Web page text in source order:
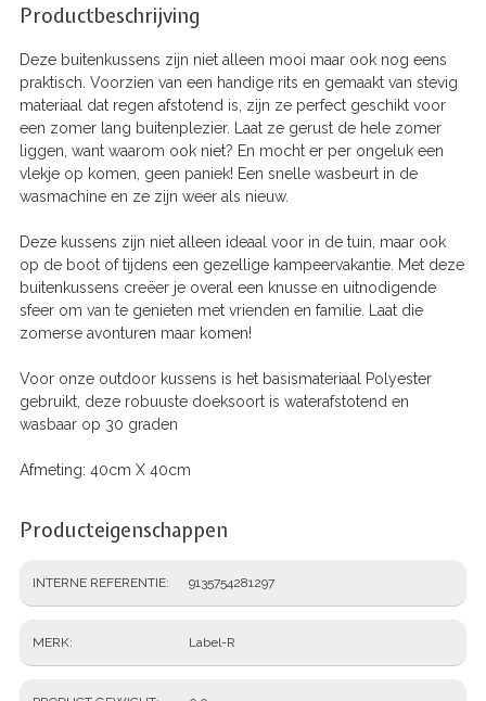
Productbeschrijving
Deze buitenkussens zijn niet alleen mooi maar ook nog eens
praktisch. Voorzien van een handige rits en gemaakt van stevig
materiaal dat regen afstotend is, zijn ze perfect geschikt voor
een zomer lang buitenplezier. Laat ze gerust de hele zomer
liggen, want waarom ook niet? En mocht er per ongeluk een
vlekje op komen, geen paniek! Een snelle wasbeurt in de
wasmachine en ze zijn weer als nieuw.
Deze kussens zijn niet alleen ideaal voor in de tuin, maar ook
op de boot of tijdens een gezellige kampeervakantie. Met deze
buitenkussens creëer je overal een knusse en uitnodigende
sfeer om van te genieten met vrienden en familie. Laat die
zomerse avonturen maar komen!
Voor onze outdoor kussens is het basismateriaal Polyester
gebruikt, deze robuuste doeksoort is waterafstotend en
wasbaar op 30 graden
Afmeting: 40cm X 40cm
Producteigenschappen
INTERNE REFERENTIE 9135754281297
MERK Label-R